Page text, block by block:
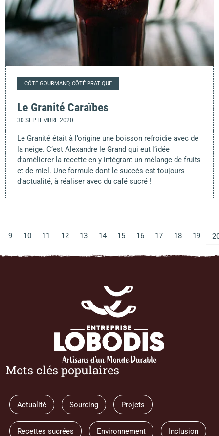
CÔTÉ GOURMAND, CÔTÉ PRATIQUE
Le Granité Caraïbes
30 SEPTEMBRE 2020
Le Granité était à l’origine une boisson refroidie avec de
la neige. C’est Alexandre le Grand qui eut l’idée
d’améliorer la recette en y intégrant un mélange de fruits
et de miel. Une formule dont le succès est toujours
d’actualité, à réaliser avec du café sucré !
9 10 11 12 13 14 15 16 17 18 19
Mots clés populaires
Actualité Sourcing Projets
Recettes sucrées Environnement Inclusion